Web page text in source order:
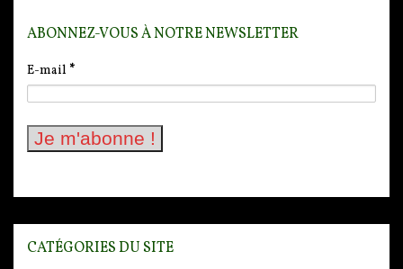
ABONNEZ-VOUS À NOTRE NEWSLETTER
E-mail *
CATÉGORIES DU SITE